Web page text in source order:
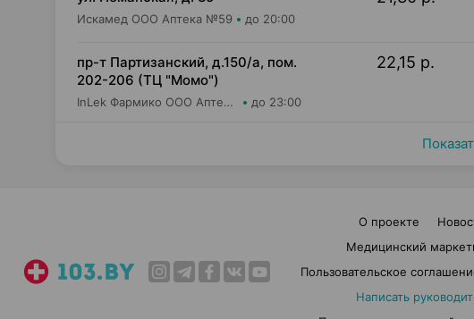
Искамед ООО Аптека №59 до 20:00
пр-т Партизанский, д.150/а, пом.
202-206 (ТЦ "Момо")
InLek Фармико ООО Аптека №26 до 23:00
22,15 р.
О проекте
Медицинский
Пользовательское
Написать